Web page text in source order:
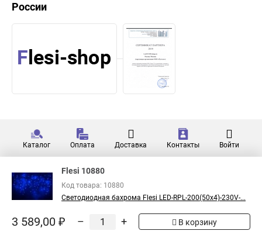
России
Каталог Оплата Доставка Контакты Войти
Flesi 10880
Код товара: 10880
Светодиодная бахрома Flesi LED-RPL-200(50x4)-230V-...
3 589,00 ₽ – + В корзину